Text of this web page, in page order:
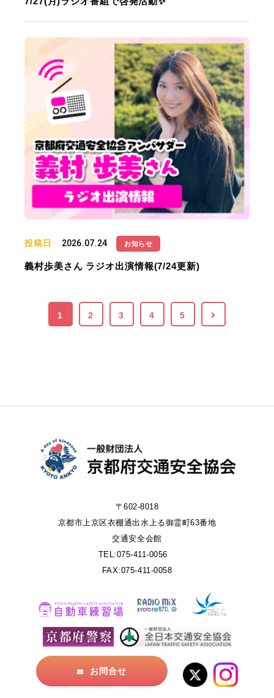
投稿日 2026.07.24 お知らせ
義村歩美さん ラジオ出演情報(7/24更新)
1 2 3 4 5
〒602-8018
京都市上京区衣棚通出水上る御霊町63番地
交通安全会館
TEL:075-411-0056
FAX:075-411-0058
お問合せ